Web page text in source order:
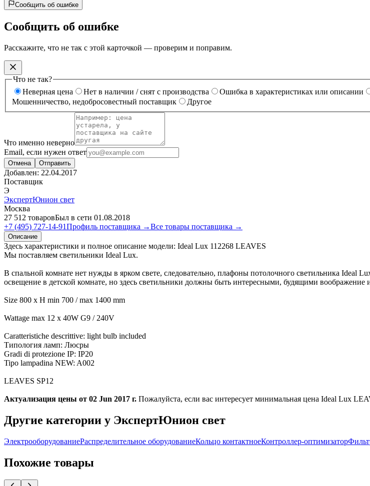
Сообщить об ошибке
Сообщить об ошибке
Расскажите, что не так с этой карточкой — проверим и поправим.
Что не так?
Неверная цена
Нет в наличии / снят с производства Ошибка в характеристиках или описании
Мошенничество, недобросовестный поставщик
Другое
Что именно неверно
Email, если нужен ответ
Отмена Отправить
Добавлен: 22.04.2017
Поставщик
Э
ЭкспертЮнион свет
Москва
27 512 товаровБыл в сети 01.08.2018
+7 (495) 727-14-91Профиль поставщика →Все товары поставщика →
Описание
Здесь характеристики и полное описание модели: Ideal Lux 112268 LEAVES
Мы поставляем светильники Ideal Lux.
В спальной комнате нет нужды в ярком свете, следовательно, плафоны потолочного светильника
освещение в детской комнате, но здесь светильники должны быть интересными, будящими воображение
Size 800 x H min 700 / max 1400 mm
Wattage max 12 x 40W G9 / 240V
Caratteristiche descrittive: light bulb included
Типология ламп: Люсры
Gradi di protezione IP: IP20
Tipo lampadina NEW: A002
LEAVES SP12
Актуализация цены от 02 Jun 2017 г. Пожалуйста, если вас интересует минимальная цена Ideal Lux
Другие категории у ЭкспертЮнион свет
ЭлектрооборудованиеРаспределительное оборудованиеКольцо контактноеКонтроллер-оптимизатор
Похожие товары